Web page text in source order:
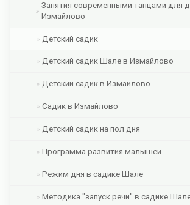
Занятия современными танцами для
Измайлово
Детский садик
Детский садик Шале в Измайлово
Детский садик в Измайлово
Садик в Измайлово
Детский садик на пол дня
Программа развития малышей
Режим дня в садике Шале
Методика "запуск речи" в садике